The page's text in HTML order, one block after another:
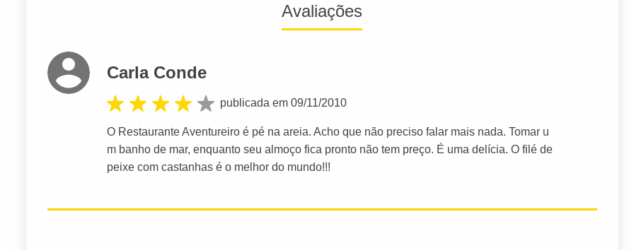
Avaliações
Carla Conde
publicada em 09/11/2010
O Restaurante Aventureiro é pé na areia. Acho que não preciso falar mais nada. Tomar u
m banho de mar, enquanto seu almoço fica pronto não tem preço. É uma delícia. O filé de
peixe com castanhas é o melhor do mundo!!!